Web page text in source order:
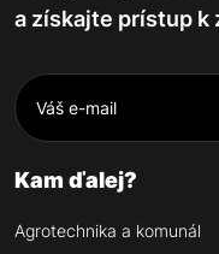
a získajte prístup k
Kam ďalej?
Agrotechnika a komunál